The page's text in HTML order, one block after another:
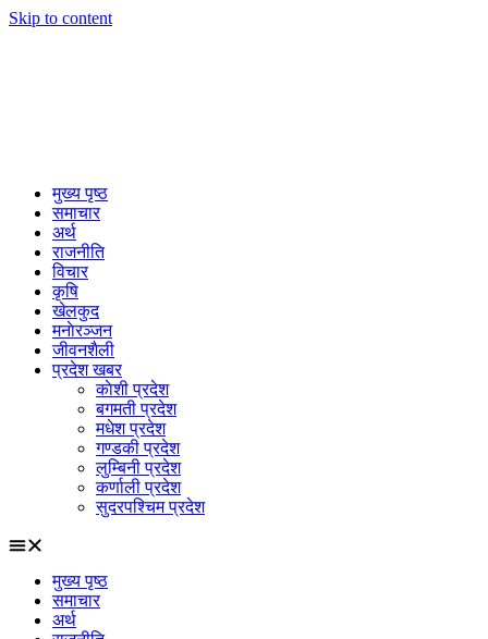
Skip to content
मुख्य पृष्ठ
समाचार
अर्थ
राजनीति
विचार
कृषि
खेलकुद
मनाेरञ्जन
जीवनशैली
प्रदेश खबर
काेशी प्रदेश
बगमती प्रदेश
मधेश प्रदेश
गण्डकी प्रदेश
लुम्बिनी प्रदेश
कर्णाली प्रदेश
सुदरपश्चिम प्रदेश
मुख्य पृष्ठ
समाचार
अर्थ